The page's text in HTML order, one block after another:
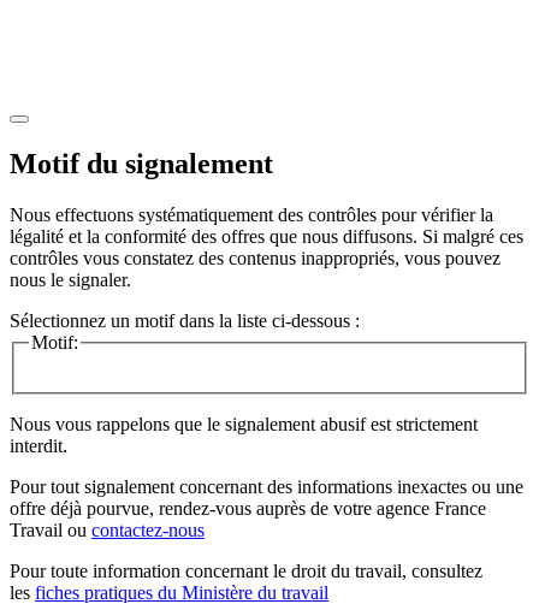
Motif du signalement
Nous effectuons systématiquement des contrôles pour vérifier la
légalité et la conformité des offres que nous diffusons. Si malgré ces
contrôles vous constatez des contenus inappropriés, vous pouvez
nous le signaler.
Sélectionnez un motif dans la liste ci-dessous :
Motif:
Nous vous rappelons que le signalement abusif est strictement
interdit.
Pour tout signalement concernant des informations inexactes ou une
offre déjà pourvue, rendez-vous auprès de votre agence France
Travail ou contactez-nous
Pour toute information concernant le droit du travail, consultez
les fiches pratiques du Ministère du travail